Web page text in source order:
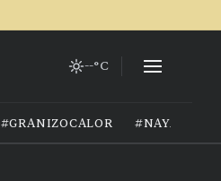
--°C
#GRANIZOCALOR #NAYARIT